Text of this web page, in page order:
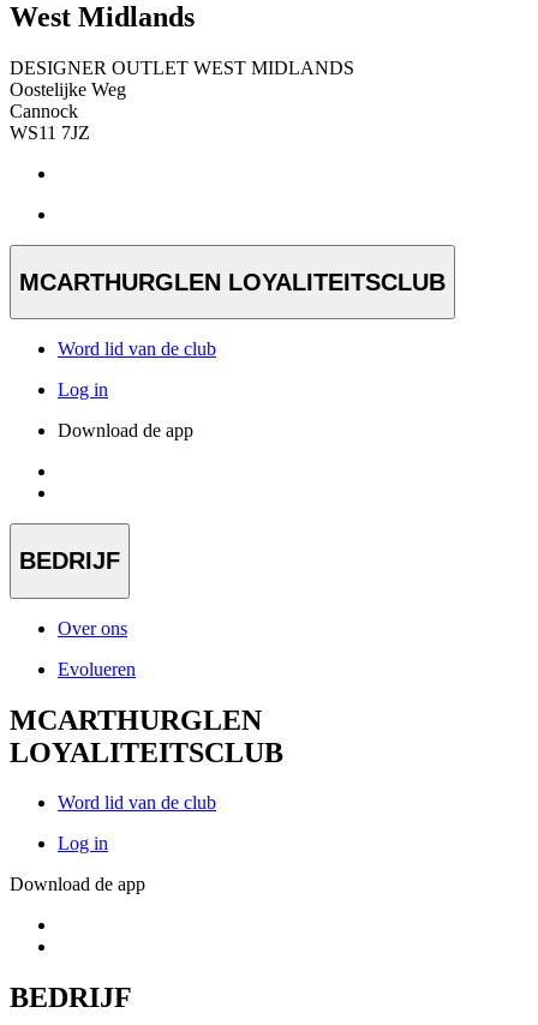
West Midlands
DESIGNER OUTLET WEST MIDLANDS
Oostelijke Weg
Cannock
WS11 7JZ
MCARTHURGLEN LOYALITEITSCLUB
Word lid van de club
Log in
Download de app
BEDRIJF
Over ons
Evolueren
MCARTHURGLEN
LOYALITEITSCLUB
Word lid van de club
Log in
Download de app
BEDRIJF